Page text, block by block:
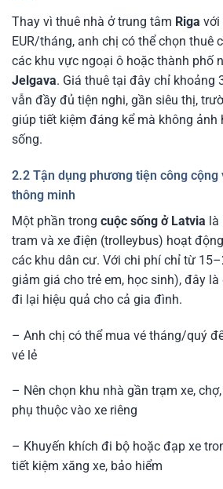
Thay vì thuê nhà ở trung tâm Riga với
EUR/tháng, anh chị có thể chọn thuê
các khu vực ngoại ô hoặc thành phố
Jelgava. Giá thuê tại đây chỉ khoảng
vẫn đầy đủ tiện nghi, gần siêu thị,
giúp tiết kiệm đáng kể mà không
sống.
2.2 Tận dụng phương tiện công cộng
thông minh
Một phần trong cuộc sống ở Latvia là
tram và xe điện (trolleybus) hoạt
các khu dân cư. Với chi phí chỉ từ
giảm giá cho trẻ em, học sinh), đây
đi lại hiệu quả cho cả gia đình.
– Anh chị có thể mua vé tháng/quý
vé lẻ
– Nên chọn khu nhà gần trạm xe,
phụ thuộc vào xe riêng
– Khuyến khích đi bộ hoặc đạp xe
tiết kiệm xăng xe, bảo hiểm